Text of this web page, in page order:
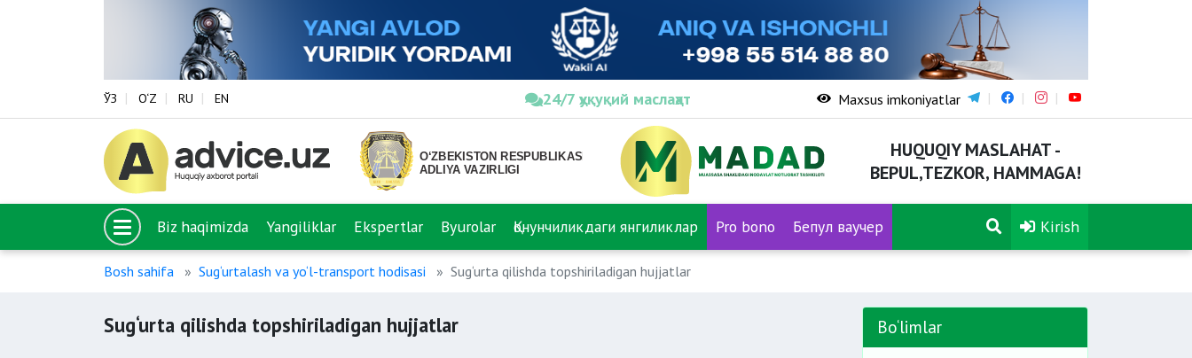
ЎЗ O‘Z RU EN 24/7 ҳуқуқий маслаҳат Maxsus imkoniyatlar
HUQUQIY MASLAHAT -
BEPUL,TEZKOR, HAMMAGA!
Biz haqimizda Yangiliklar Ekspertlar Byurolar Қонунчиликдаги янгиликлар Pro bono Бепул ваучер Kirish
Bosh sahifa Sug‘urtalash va yo‘l-transport hodisasi Sug‘urta qilishda topshiriladigan hujjatlar
Sug‘urta qilishda topshiriladigan hujjatlar Bo‘limlar